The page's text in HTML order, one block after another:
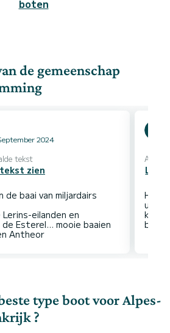
boten
de gemeenschap
2024
tekst
zien
baai van miljardairs
eilanden en
Esterel... mooie baaien
Laat
Het
kust,
type boot voor Alpes-
?